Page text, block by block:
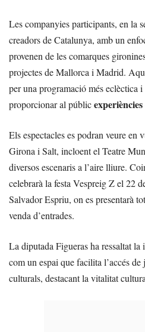
Les companyies participants, en la
creadors de Catalunya, amb un
provenen de les comarques
projectes de Mallorca i Madrid.
per una programació més eclèctica
proporcionar al públic
Els espectacles es podran veure en
Girona i Salt, incloent el Teatre
diversos escenaris a l’aire lliure.
celebrarà la festa Vespreig Z el 22
Salvador Espriu, on es presentarà
venda d’entrades.
La diputada Figueras ha ressaltat
com un espai que facilita l’accés
culturals, destacant la vitalitat